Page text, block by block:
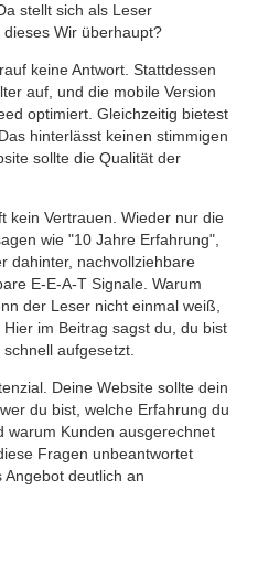
stellt sich als Leser
Wir überhaupt?
keine Antwort. Stattdessen
auf, und die mobile Version
optimiert. Gleichzeitig bietest
hinterlässt keinen stimmigen
sollte die Qualität der
kein Vertrauen. Wieder nur die
wie "10 Jahre Erfahrung",
dahinter, nachvollziehbare
E-E-A-T Signale. Warum
der Leser nicht einmal weiß,
im Beitrag sagst du, du bist
aufgesetzt.
Deine Website sollte dein
du bist, welche Erfahrung du
warum Kunden ausgerechnet
Fragen unbeantwortet
deutlich an